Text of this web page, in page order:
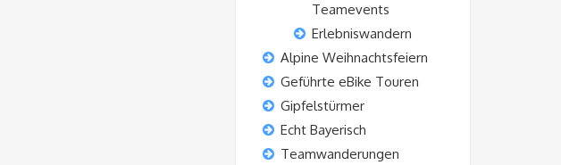
Teamevents
Erlebniswandern
Alpine Weihnachtsfeiern
Geführte eBike Touren
Gipfelstürmer
Echt Bayerisch
Teamwanderungen